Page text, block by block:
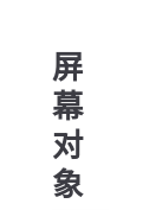
屏
幕
对
象